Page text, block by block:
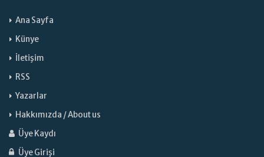
Ana Sayfa
Künye
İletişim
RSS
Yazarlar
Hakkımızda / About us
Üye Kaydı
Üye Girişi